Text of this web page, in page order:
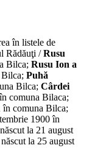
în listele de
Rădăuţi /Rusu
Bilca; Rusu Ion a
Bilca; Puhă
Bilca; Cârdei
comuna Bilaca;
în comuna Bilca;
1900 în
la 21 august
născut la 25 august